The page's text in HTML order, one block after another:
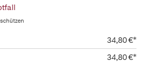
34,80 €*
34,80 €*